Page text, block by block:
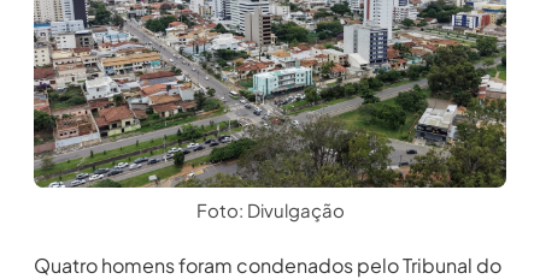
Foto: Divulgação
Quatro homens foram condenados pelo Tribunal do